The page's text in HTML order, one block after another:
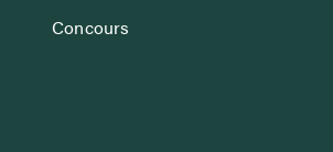
Concours